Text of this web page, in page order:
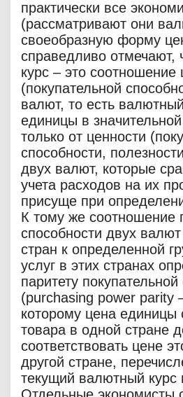
практически все
(рассматривают они
своеобразную форму
справедливо отмечают,
курс – это соотношение
(покупательной
валют, то есть
единицы в
только от ценности
способности,
двух валют, которые
учета расходов на их
присуще при
К тому же соотношение
способности двух
стран к определенной
услуг в этих странах
паритету
(purchasing power parity
которому цена единицы
товара в одной стране
соответствовать цене
другой стране,
текущий валютный курс